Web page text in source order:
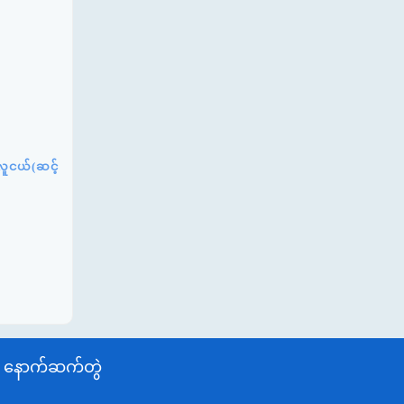
လူငယ်(ဆင့်
နောက်ဆက်တွဲ